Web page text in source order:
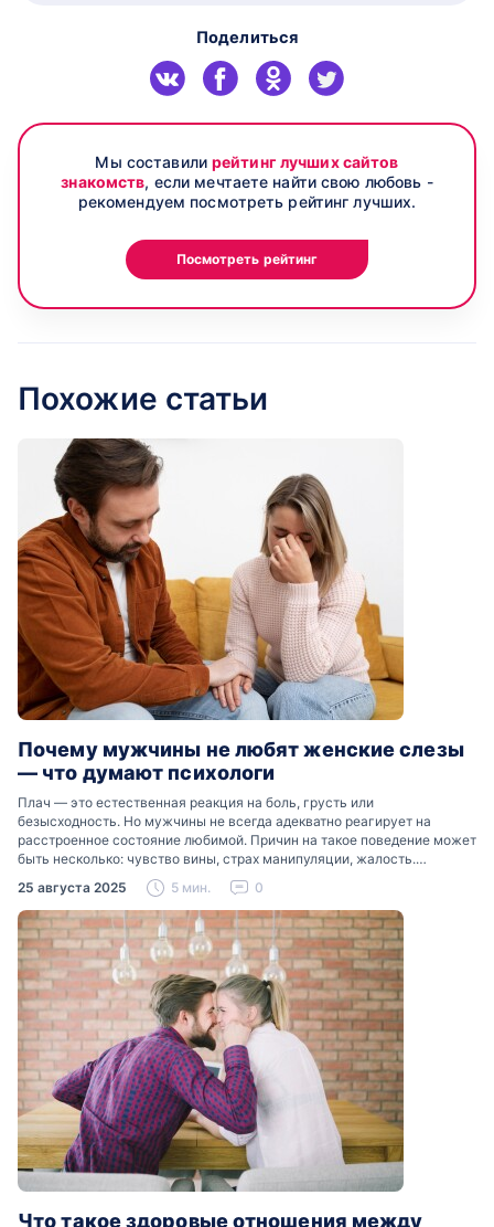
Поделиться
Мы составилирейтинг лучших сайтов
знакомств, если мечтаете найти свою любовь -
рекомендуем посмотреть рейтинг лучших.
Посмотреть рейтинг
Похожие статьи
Почему мужчины не любят женские слезы
— что думают психологи
Плач — это естественная реакция на боль, грусть или
безысходность. Но мужчины не всегда адекватно реагирует на
расстроенное состояние любимой. Причин на такое поведение может
быть несколько: чувство вины, страх манипуляции, жалость.
Разобраться, почему мужчины боятся женских слез, помогут советы
психологов…
25 августа 2025 5 мин. 0
Что такое здоровые отношения между